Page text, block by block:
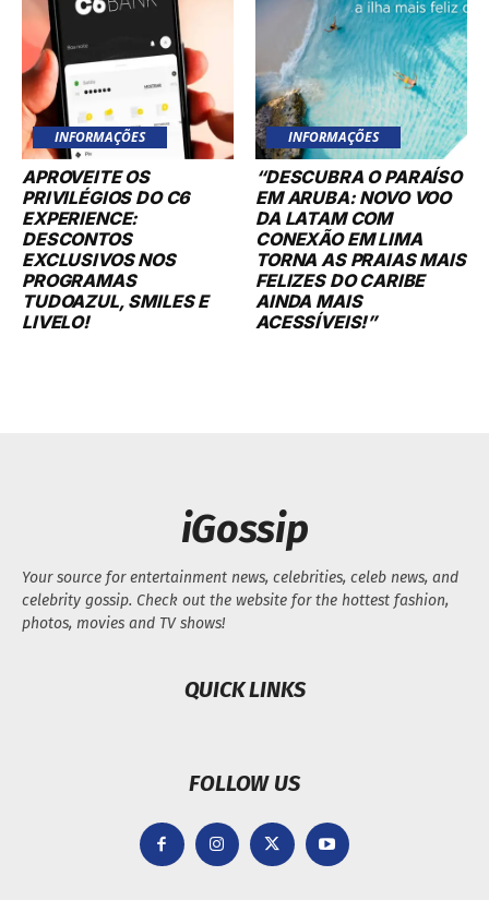
INFORMAÇÕES
APROVEITE OS
PRIVILÉGIOS DO C6
EXPERIENCE:
DESCONTOS
EXCLUSIVOS NOS
PROGRAMAS
TUDOAZUL, SMILES E
LIVELO!
INFORMAÇÕES
“DESCUBRA O PARAÍSO
EM ARUBA: NOVO VOO
DA LATAM COM
CONEXÃO EM LIMA
TORNA AS PRAIAS MAIS
FELIZES DO CARIBE
AINDA MAIS
ACESSÍVEIS!”
iGossip
Your source for entertainment news, celebrities, celeb news, and
celebrity gossip. Check out the website for the hottest fashion,
photos, movies and TV shows!
QUICK LINKS
FOLLOW US